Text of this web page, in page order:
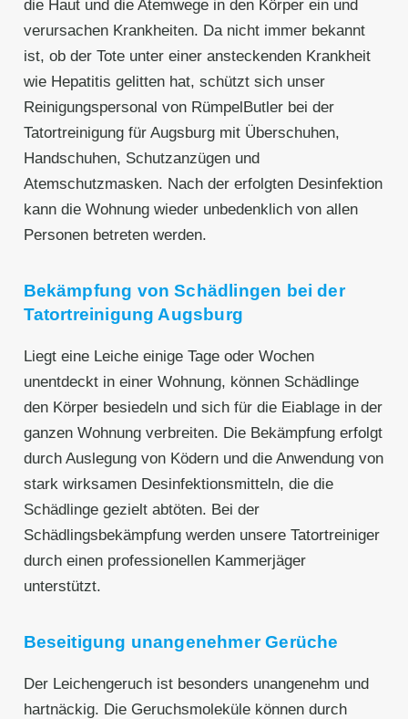
die Haut und die Atemwege in den Körper ein und
verursachen Krankheiten. Da nicht immer bekannt
ist, ob der Tote unter einer ansteckenden Krankheit
wie Hepatitis gelitten hat, schützt sich unser
Reinigungspersonal von RümpelButler bei der
Tatortreinigung für Augsburg mit Überschuhen,
Handschuhen, Schutzanzügen und
Atemschutzmasken. Nach der erfolgten Desinfektion
kann die Wohnung wieder unbedenklich von allen
Personen betreten werden.
Bekämpfung von Schädlingen bei der
Tatortreinigung Augsburg
Liegt eine Leiche einige Tage oder Wochen
unentdeckt in einer Wohnung, können Schädlinge
den Körper besiedeln und sich für die Eiablage in der
ganzen Wohnung verbreiten. Die Bekämpfung erfolgt
durch Auslegung von Ködern und die Anwendung von
stark wirksamen Desinfektionsmitteln, die die
Schädlinge gezielt abtöten. Bei der
Schädlingsbekämpfung werden unsere Tatortreiniger
durch einen professionellen Kammerjäger
unterstützt.
Beseitigung unangenehmer Gerüche
Der Leichengeruch ist besonders unangenehm und
hartnäckig. Die Geruchsmoleküle können durch